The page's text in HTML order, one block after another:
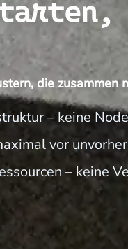
die zusammen
– keine
vor
– keine